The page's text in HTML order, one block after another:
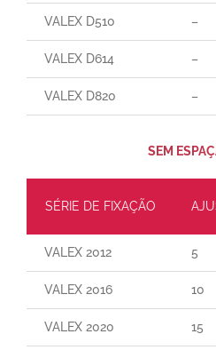
VALEX D510 –
VALEX D614 –
VALEX D820 –
SEM
SÉRIE DE FIXAÇÃO
VALEX 2012 5
VALEX 2016 10
VALEX 2020 15